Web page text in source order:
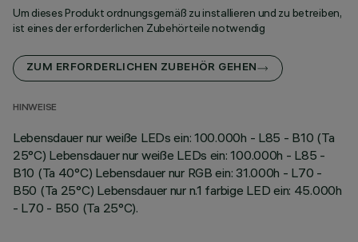
Um dieses Produkt ordnungsgemäß zu installieren und zu betreiben,
ist eines der erforderlichen Zubehörteile notwendig
ZUM ERFORDERLICHEN ZUBEHÖR GEHEN
HINWEISE
Lebensdauer nur weiße LEDs ein: 100.000h - L85 - B10 (Ta
25°C) Lebensdauer nur weiße LEDs ein: 100.000h - L85 -
B10 (Ta 40°C) Lebensdauer nur RGB ein: 31.000h - L70 -
B50 (Ta 25°C) Lebensdauer nur n.1 farbige LED ein: 45.000h
- L70 - B50 (Ta 25°C).